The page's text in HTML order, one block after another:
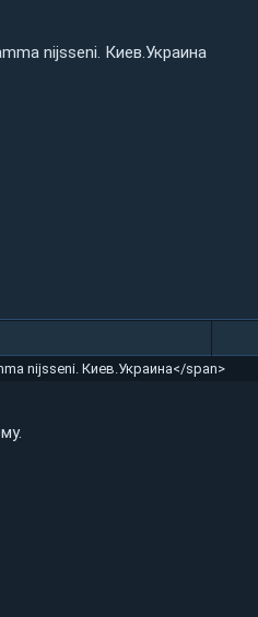
nijsseni. Киев.Украина
nijsseni. Киев.Украина</span>